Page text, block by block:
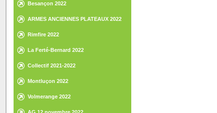
Besançon 2022
ARMES ANCIENNES PLATEAUX 2022
Rimfire 2022
La Ferté-Bernard 2022
Collectif 2021-2022
Montluçon 2022
Volmerange 2022